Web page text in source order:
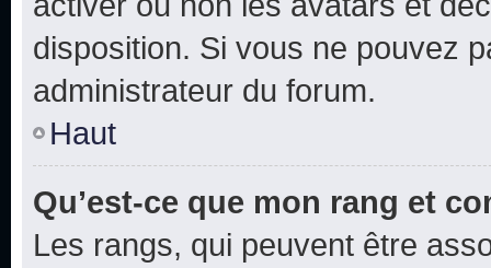
disposition. Si vous ne pouvez
administrateur du forum.
Haut
Qu’est-ce que mon rang et
Les rangs, qui peuvent être